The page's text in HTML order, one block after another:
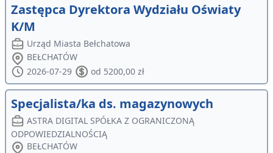
Zastępca Dyrektora Wydziału Oświaty
K/M
Urząd Miasta Bełchatowa
BEŁCHATÓW
2026-07-29
od 5200,00 zł
Specjalista/ka ds. magazynowych
ASTRA DIGITAL SPÓŁKA Z OGRANICZONĄ
ODPOWIEDZIALNOŚCIĄ
BEŁCHATÓW